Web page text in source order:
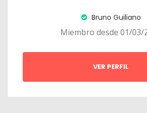
Bruno Guiliano
Miembro desde 01/03/
VER PERFIL